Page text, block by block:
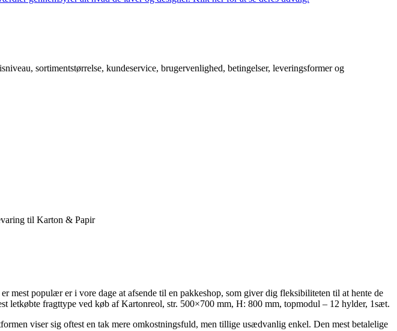
sortimentstørrelse, kundeservice, brugervenlighed, betingelser, leveringsformer og
til Karton & Papir
populær er i vore dage at afsende til en pakkeshop, som giver dig fleksibiliteten til at hente de
letkøbte fragttype ved køb af Kartonreol, str. 500×700 mm, H: 800 mm, topmodul – 12 hylder, 1sæt.
viser sig oftest en tak mere omkostningsfuld, men tillige usædvanlig enkel. Den mest betalelige